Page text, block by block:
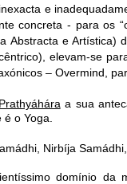
e
concreta - para os
Abstracta e
elevam-se
– Overmind,
Prathyáhára a sua
o Yoga.
Nirbíja
domínio da